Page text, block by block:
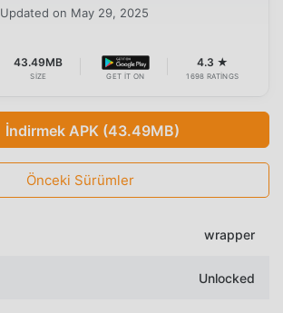
Updated on May 29, 2025
43.49MB
SIZE GET IT ON
4.3 ★
1698 RATINGS
İndirmek APK (43.49MB)
Önceki Sürümler
wrapper
Unlocked